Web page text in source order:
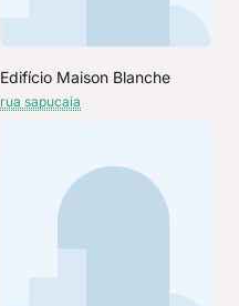
Edifício Maison Blanche
rua sapucaia